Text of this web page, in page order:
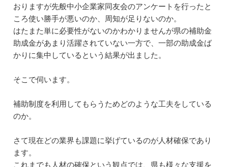
おりますが先般中小企業家同友会のアンケートを行ったと
ころ使い勝手が悪いのか、周知が足りないのか。
はたまた単に必要性がないのかわかりませんが県の補助金
助成金があまり活躍されていない一方で、一部の助成金ば
かりに集中しているという結果が出ました。
そこで伺います。
補助制度を利用してもらうためどのような工夫をしている
のか。
さて現在どの業界も課題に挙げているのが人材確保であり
ます。
これまでも人材の確保という観点では、県も様々な支援を